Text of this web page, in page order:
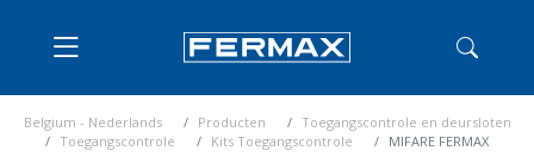
Belgium - Nederlands Producten
Toegangscontrole en deursloten
Toegangscontrole
Kits Toegangscontrole MIFARE FERMAX